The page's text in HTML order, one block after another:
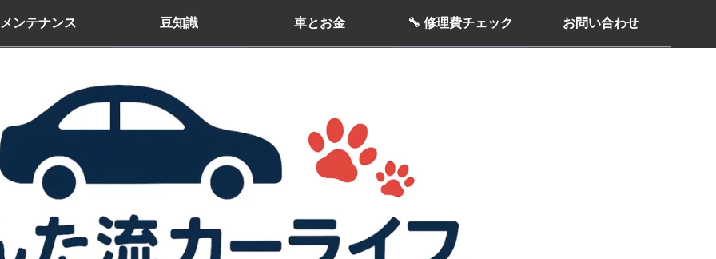
メンテナンス 豆知識 車とお金 🔧 修理費チェック お問い合わせ